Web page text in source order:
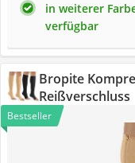
in weiterer
verfügbar
Bropite
Reißverschluss
Bestseller